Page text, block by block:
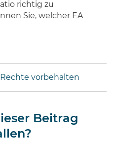
richtig zu
Sie, welcher EA
Rechte vorbehalten
Beitrag